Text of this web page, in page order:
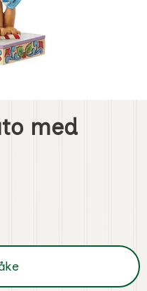
med
Jul - Pluto med hjerte